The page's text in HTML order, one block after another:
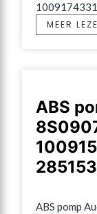
MEER
ABS
ABS pomp